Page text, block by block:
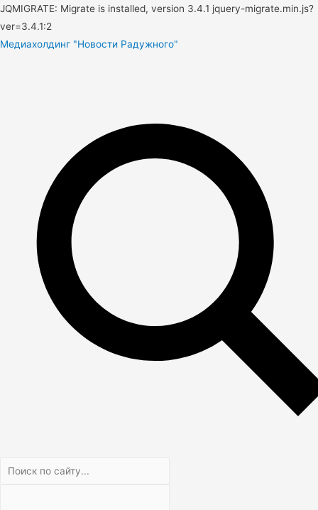
JQMIGRATE: Migrate is installed, version 3.4.1 jquery-migrate.min.js?
ver=3.4.1:2
Медиахолдинг "Новости Радужного"